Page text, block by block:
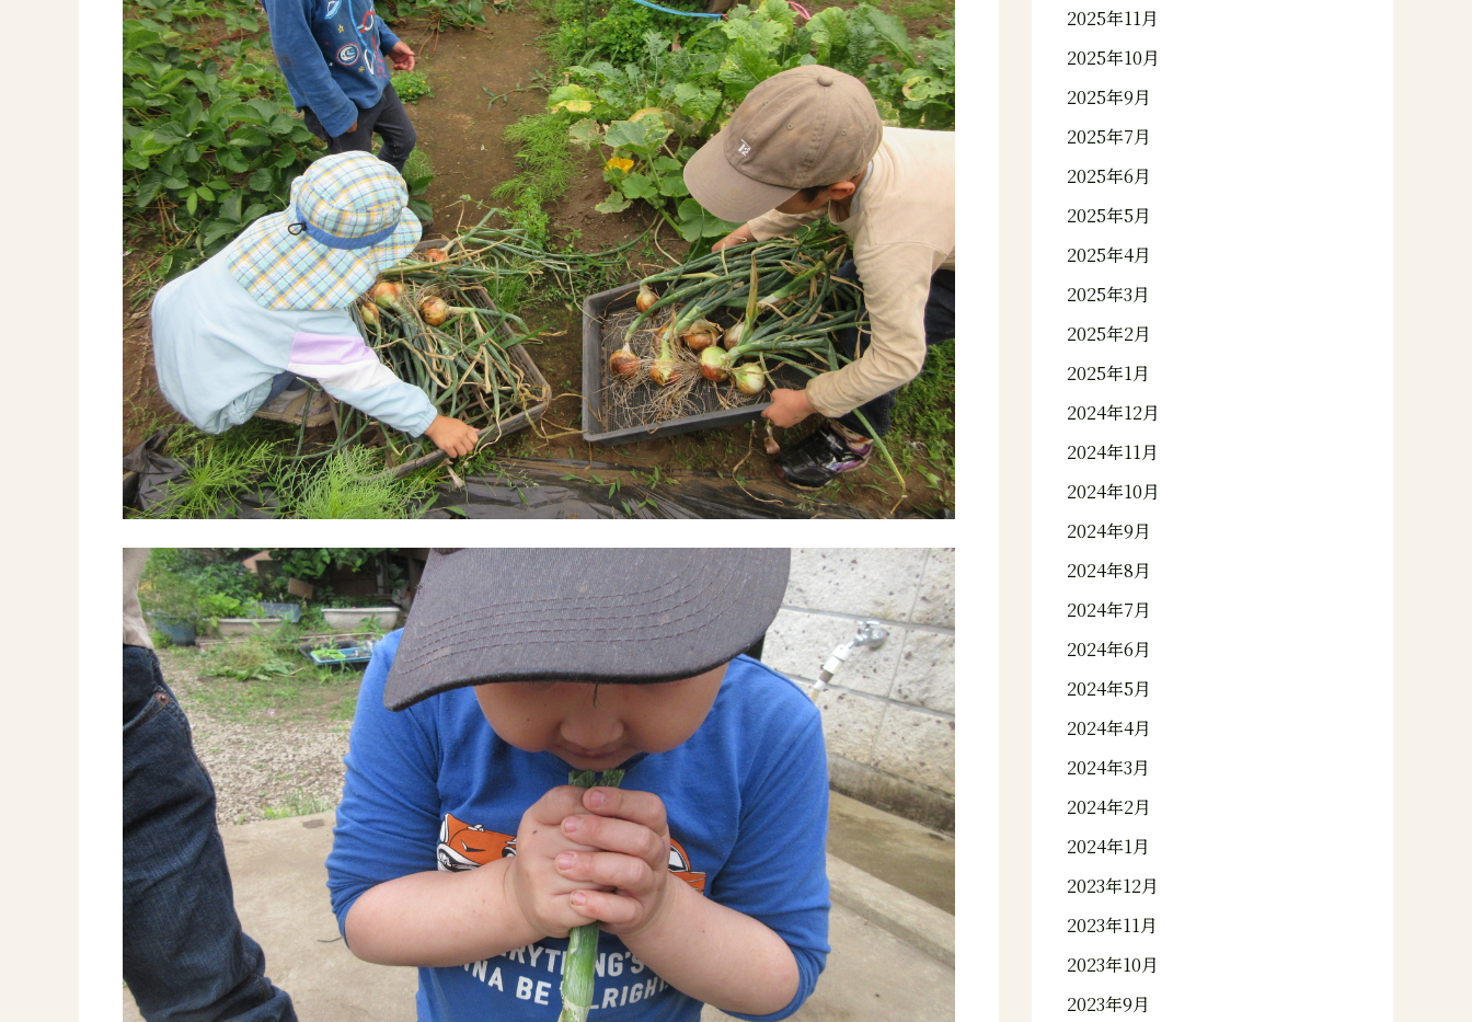
2025年11月
2025年10月
2025年9月
2025年7月
2025年6月
2025年5月
2025年4月
2025年3月
2025年2月
2025年1月
2024年12月
2024年11月
2024年10月
2024年9月
2024年8月
2024年7月
2024年6月
2024年5月
2024年4月
2024年3月
2024年2月
2024年1月
2023年12月
2023年11月
2023年10月
2023年9月